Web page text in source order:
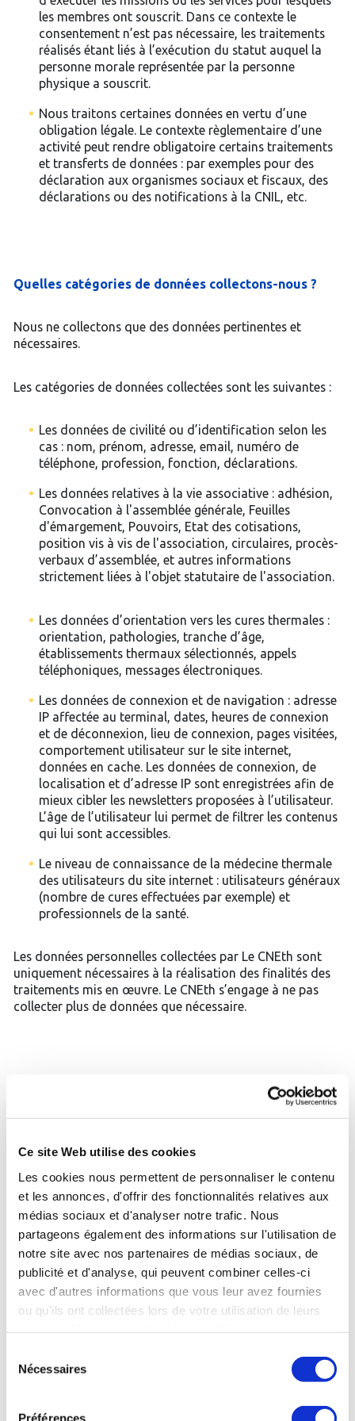
Ce site Web utilise des cookies
Les cookies nous permettent de personnaliser le contenu
et les annonces, d'offrir des fonctionnalités relatives aux
médias sociaux et d'analyser notre trafic. Nous
partageons également des informations sur l'utilisation de
notre site avec nos partenaires de médias sociaux, de
publicité et d'analyse, qui peuvent combiner celles-ci
avec d'autres informations que vous leur avez fournies
ou qu'ils ont collectées lors de votre utilisation de leurs
Nécessaires
Préférences
les membres ont souscrit. Dans ce contexte le
consentement n’est pas nécessaire, les traitements
réalisés étant liés à l’exécution du statut auquel la
personne morale représentée par la personne
physique a souscrit.
Nous traitons certaines données en vertu d’une
obligation légale. Le contexte règlementaire d’une
activité peut rendre obligatoire certains traitements
et transferts de données : par exemples pour des
déclaration aux organismes sociaux et fiscaux, des
déclarations ou des notifications à la CNIL, etc.
Quelles catégories de données collectons-nous ?
Nous ne collectons que des données pertinentes et
nécessaires.
Les catégories de données collectées sont les suivantes :
Les données de civilité ou d’identification selon les
cas : nom, prénom, adresse, email, numéro de
téléphone, profession, fonction, déclarations.
Les données relatives à la vie associative : adhésion,
Convocation à l'assemblée générale, Feuilles
d'émargement, Pouvoirs, Etat des cotisations,
position vis à vis de l'association, circulaires, procès-
verbaux d’assemblée, et autres informations
strictement liées à l'objet statutaire de l'association.
Les données d’orientation vers les cures thermales :
orientation, pathologies, tranche d’âge,
établissements thermaux sélectionnés, appels
téléphoniques, messages électroniques.
Les données de connexion et de navigation : adresse
IP affectée au terminal, dates, heures de connexion
et de déconnexion, lieu de connexion, pages visitées,
comportement utilisateur sur le site internet,
données en cache. Les données de connexion, de
localisation et d’adresse IP sont enregistrées afin de
mieux cibler les newsletters proposées à l’utilisateur.
L’âge de l’utilisateur lui permet de filtrer les contenus
qui lui sont accessibles.
Le niveau de connaissance de la médecine thermale
des utilisateurs du site internet : utilisateurs généraux
(nombre de cures effectuées par exemple) et
professionnels de la santé.
Les données personnelles collectées par Le CNEth sont
uniquement nécessaires à la réalisation des finalités des
traitements mis en œuvre. Le CNEth s’engage à ne pas
collecter plus de données que nécessaire.
L’accès à vos données personnelles est strictement limité
aux personnes habilitées, déterminées et sensibilisées du
CNEth et de ses partenaires adhérents (établissements
thermaux) et de ses prestataires ou fournisseurs
(Ipanema, Digital Keys, Pertineo et Parties Prenantes,
Webu, Nomoon) qui prennent les mesures juridiques,
techniques et organisationnelles appropriées pour
protéger vos données personnelles. Ces personnes sont
celles qui, par leurs fonctions, sont légitimes à se voir
communiquer ces données, afin de réaliser les finalités
boutons de réseaux sociaux permettant à l’utilisateur de